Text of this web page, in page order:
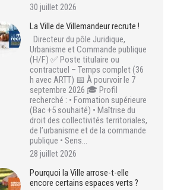
30 juillet 2026
La Ville de Villemandeur recrute !
Directeur du pôle Juridique,
Urbanisme et Commande publique
(H/F) ✅ Poste titulaire ou
contractuel – Temps complet (36
h avec ARTT) 📅 À pourvoir le 7
septembre 2026 🎓 Profil
recherché : • Formation supérieure
(Bac +5 souhaité) • Maîtrise du
droit des collectivités territoriales,
de l’urbanisme et de la commande
publique • Sens…
28 juillet 2026
Pourquoi la Ville arrose-t-elle
encore certains espaces verts ?